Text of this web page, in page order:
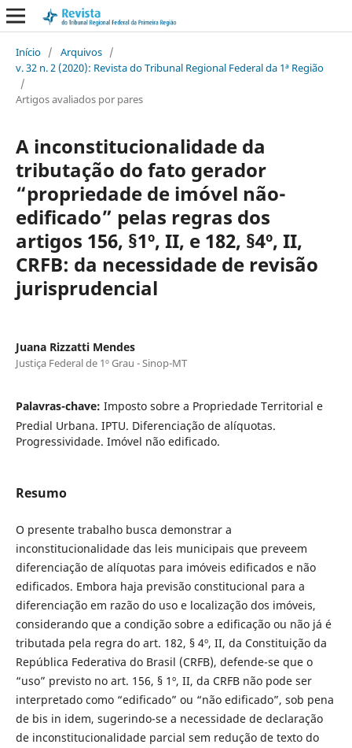
Início / Arquivos /
v. 32 n. 2 (2020): Revista do Tribunal Regional Federal da 1ª Região
/
Artigos avaliados por pares
A inconstitucionalidade da
tributação do fato gerador
“propriedade de imóvel não-
edificado” pelas regras dos
artigos 156, §1º, II, e 182, §4º, II,
CRFB: da necessidade de revisão
jurisprudencial
Juana Rizzatti Mendes
Justiça Federal de 1º Grau - Sinop-MT
Palavras-chave: Imposto sobre a Propriedade Territorial e
Predial Urbana. IPTU. Diferenciação de alíquotas.
Progressividade. Imóvel não edificado.
Resumo
O presente trabalho busca demonstrar a
inconstitucionalidade das leis municipais que preveem
diferenciação de alíquotas para imóveis edificados e não
edificados. Embora haja previsão constitucional para a
diferenciação em razão do uso e localização dos imóveis,
considerando que a condição sobre a edificação ou não já é
tributada pela regra do art. 182, § 4º, II, da Constituição da
República Federativa do Brasil (CRFB), defende-se que o
“uso” previsto no art. 156, § 1º, II, da CRFB não pode ser
interpretado como “edificado” ou “não edificado”, sob pena
de bis in idem, sugerindo-se a necessidade de declaração
de inconstitucionalidade parcial sem redução de texto do